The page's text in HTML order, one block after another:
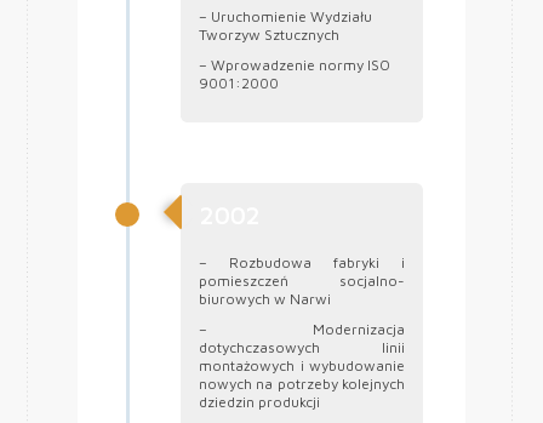
– Uruchomienie Wydziału
Tworzyw Sztucznych
– Wprowadzenie normy ISO
9001:2000
– Rozbudowa fabryki i
pomieszczeń socjalno-
biurowych w Narwi
– Modernizacja
dotychczasowych linii
montażowych i wybudowanie
nowych na potrzeby kolejnych
dziedzin produkcji